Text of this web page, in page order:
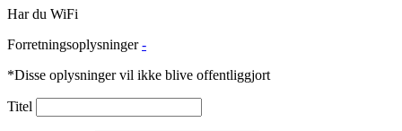
Har du WiFi
Forretningsoplysninger -
*Disse oplysninger vil ikke blive offentliggjort
Titel